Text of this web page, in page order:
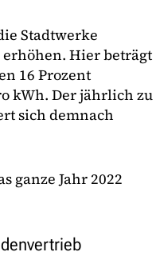
Stadtwerke
erhöhen. Hier beträgt
16 Prozent
kWh. Der jährlich zu
sich demnach
ganze Jahr 2022